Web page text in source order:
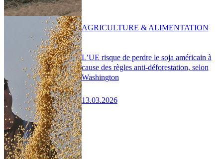
L’UE risque de perdre le soja américain à
cause des règles anti-déforestation, selon
Washington
13.03.2026
AGRICULTURE & ALIMENTATION